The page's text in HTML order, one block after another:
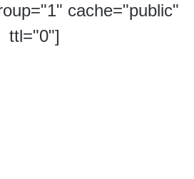
cache="public"
ttl="0"]